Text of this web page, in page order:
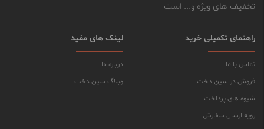
تخفیف های ویژه و... است
راهنمای تکمیلی خرید
تماس با ما
فروش در سین دخت
شیوه های پرداخت
رویه ارسال سفارش
لینک های مفید
درباره ما
وبلاگ سین دخت